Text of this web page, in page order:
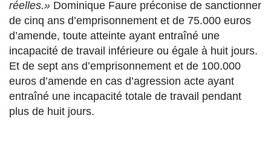
réelles.» Dominique Faure préconise de sanctionner
de cinq ans d’emprisonnement et de 75.000 euros
d’amende, toute atteinte ayant entraîné une
incapacité de travail inférieure ou égale à huit jours.
Et de sept ans d’emprisonnement et de 100.000
euros d’amende en cas d’agression acte ayant
entraîné une incapacité totale de travail pendant
plus de huit jours.